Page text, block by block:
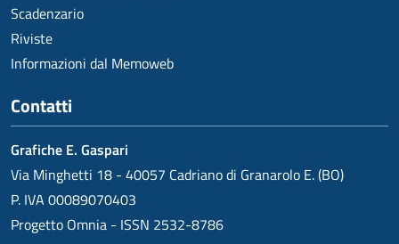
Scadenzario
Riviste
Informazioni dal Memoweb
Contatti
Grafiche E. Gaspari
Via Minghetti 18 - 40057 Cadriano di Granarolo E. (BO)
P. IVA 00089070403
Progetto Omnia - ISSN 2532-8786